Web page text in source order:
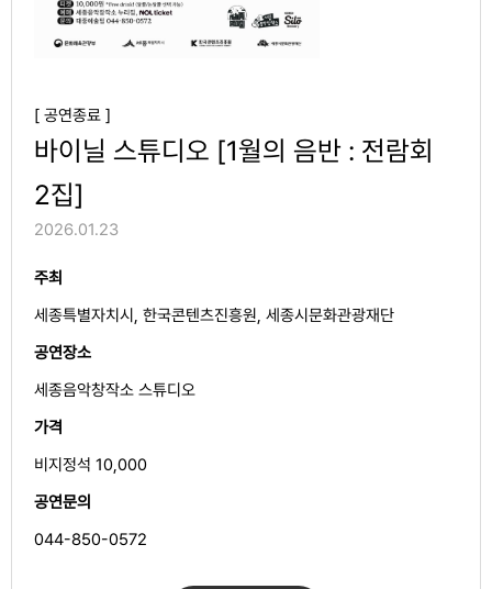
[ 공연종료 ]
바이닐 스튜디오 [1월의 음반 : 전람회
2집]
2026.01.23
주최
세종특별자치시, 한국콘텐츠진흥원, 세종시문화관광재단
공연장소
세종음악창작소 스튜디오
가격
비지정석 10,000
공연문의
044-850-0572